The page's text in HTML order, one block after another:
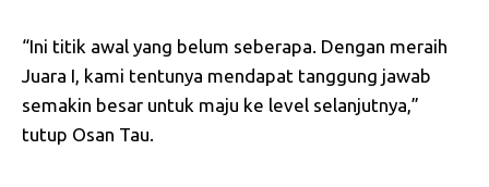
“Ini titik awal yang belum seberapa. Dengan meraih
Juara I, kami tentunya mendapat tanggung jawab
semakin besar untuk maju ke level selanjutnya,”
tutup Osan Tau.